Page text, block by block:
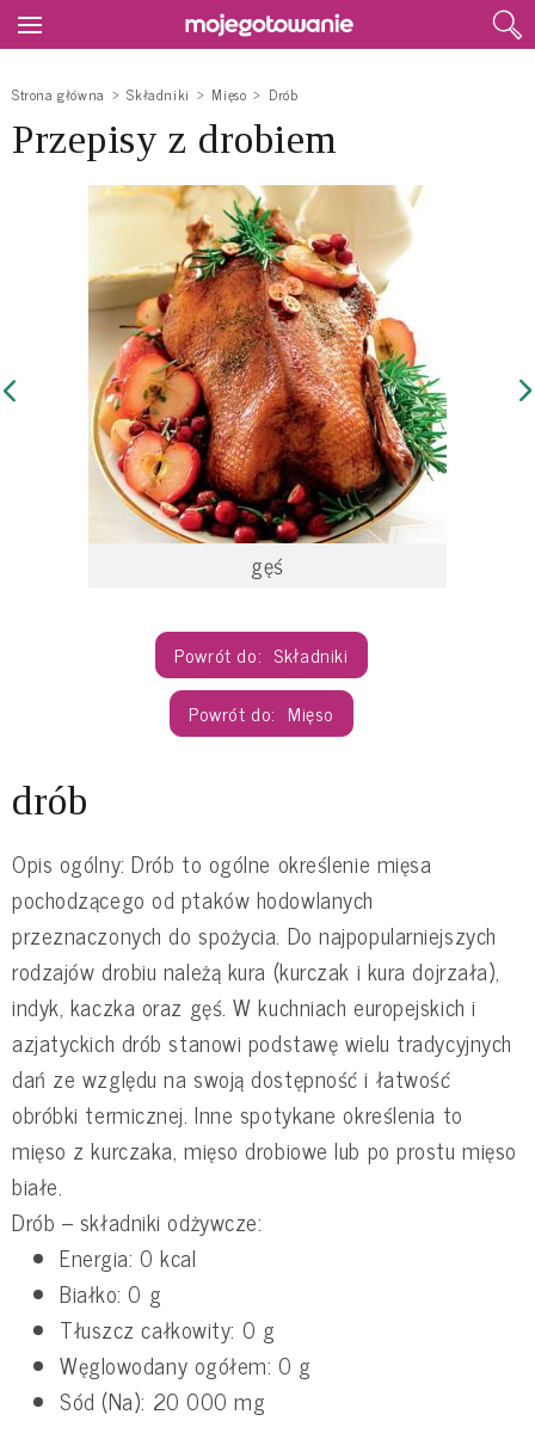
Strona główna Składniki Mięso Drób
Przepisy z drobiem
gęś
Składniki
Mięso
drób
Opis ogólny: Drób to ogólne określenie mięsa
pochodzącego od ptaków hodowlanych
przeznaczonych do spożycia. Do najpopularniejszych
rodzajów drobiu należą kura (kurczak i kura dojrzała),
indyk, kaczka oraz gęś. W kuchniach europejskich i
azjatyckich drób stanowi podstawę wielu tradycyjnych
dań ze względu na swoją dostępność i łatwość
obróbki termicznej. Inne spotykane określenia to
mięso z kurczaka, mięso drobiowe lub po prostu mięso
białe.
Drób – składniki odżywcze:
Energia: 0 kcal
Białko: 0 g
Tłuszcz całkowity: 0 g
Węglowodany ogółem: 0 g
Sód (Na): 20 000 mg